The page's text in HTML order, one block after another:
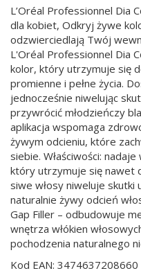
L’Oréal Professionnel Dia
dla kobiet, Odkryj żywe
odzwierciedlają Twój
L'Oréal Professionnel Dia
kolor, który utrzymuje się
promienne i pełne życia.
jednocześnie niwelując
przywrócić młodzieńczy
aplikacja wspomaga
żywym odcieniu, które
siebie. Właściwości:
który utrzymuje się nawet
siwe włosy niweluje
naturalnie żywy odcień
Gap Filler – odbudowuje
wnętrza włókien
pochodzenia naturalnego
Kod EAN: 3474637208660